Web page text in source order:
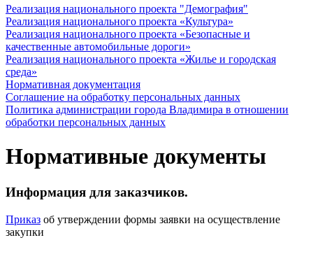
Реализация национального проекта "Демография"
Реализация национального проекта «Культура»
Реализация национального проекта «Безопасные и
качественные автомобильные дороги»
Реализация национального проекта «Жилье и городская
среда»
Нормативная документация
Соглашение на обработку персональных данных
Политика администрации города Владимира в отношении
обработки персональных данных
Нормативные документы
Информация для заказчиков.
Приказ об утверждении формы заявки на осуществление
закупки